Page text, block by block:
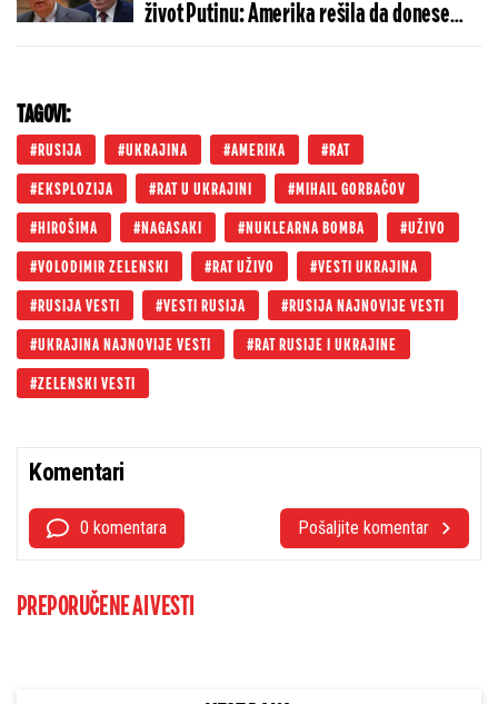
život Putinu: Amerika rešila da donese
šokantnu odluku protiv RUsije
TAGOVI:
RUSIJA UKRAJINA AMERIKA RAT
EKSPLOZIJA RAT U UKRAJINI MIHAIL GORBAČOV
HIROŠIMA NAGASAKI NUKLEARNA BOMBA UŽIVO
VOLODIMIR ZELENSKI RAT UŽIVO VESTI UKRAJINA
RUSIJA VESTI VESTI RUSIJA RUSIJA NAJNOVIJE VESTI
UKRAJINA NAJNOVIJE VESTI RAT RUSIJE I UKRAJINE
ZELENSKI VESTI
Komentari
0 komentara Pošaljite komentar
PREPORUČENE AI VESTI